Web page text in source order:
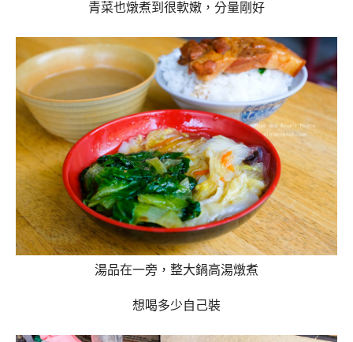
青菜也燉煮到很軟嫩，分量剛好
湯品在一旁，整大鍋高湯燉煮
想喝多少自己裝